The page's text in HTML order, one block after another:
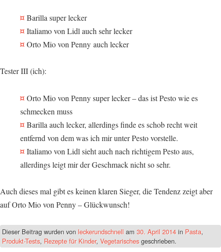
Barilla super lecker
Italiamo von Lidl auch sehr lecker
Orto Mio von Penny auch lecker
Tester III (ich):
Orto Mio von Penny super lecker – das ist Pesto wie es
schmecken muss
Barilla auch lecker, allerdings finde es schob recht weit
entfernd von dem was ich mir unter Pesto vorstelle.
Italiamo von Lidl sieht auch nach richtigem Pesto aus,
allerdings leigt mir der Geschmack nicht so sehr.
Auch dieses mal gibt es keinen klaren Sieger, die Tendenz zeigt aber
auf Orto Mio von Penny – Glückwunsch!
Dieser Beitrag wurden von leckerundschnell am 30. April 2014 in Pasta,
Produkt-Tests, Rezepte für Kinder, Vegetarisches geschrieben.